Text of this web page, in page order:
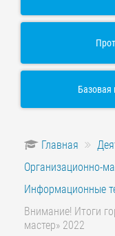
Главная
Организационно-
Информационные
Внимание! Итоги
мастер» 2022